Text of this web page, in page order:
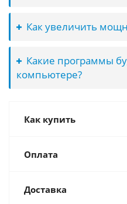
Как увеличить
Какие программы
компьютере?
Как купить
Оплата
Доставка